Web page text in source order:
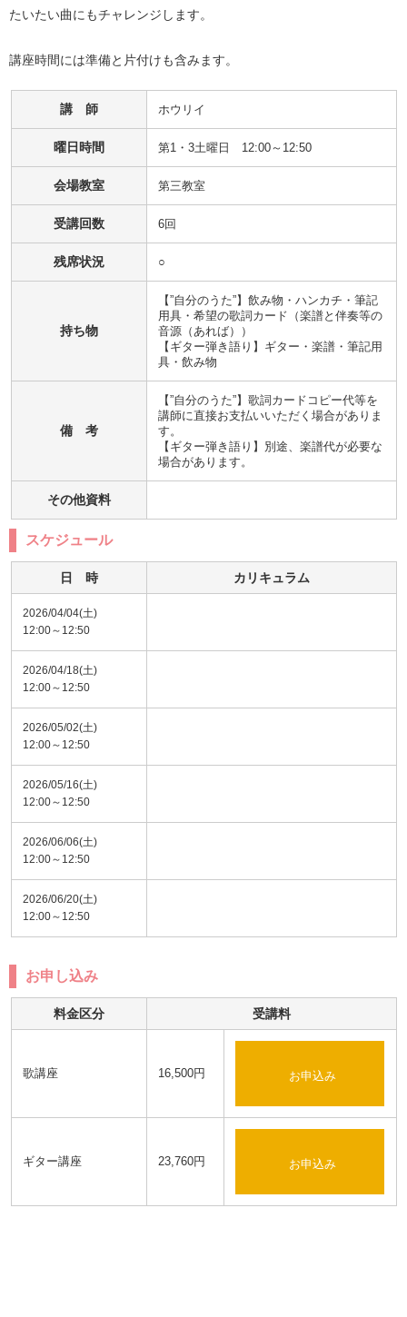
たいたい曲にもチャレンジします。
講座時間には準備と片付けも含みます。
講 師 ホウリイ
曜日時間 第1・3土曜日 12:00～12:50
会場教室 第三教室
受講回数 6回
残席状況 ○
持ち物
【”自分のうた”】飲み物・ハンカチ・筆記
用具・希望の歌詞カード（楽譜と伴奏等の
音源（あれば））
【ギター弾き語り】ギター・楽譜・筆記用
具・飲み物
備 考
【”自分のうた”】歌詞カードコピー代等を
講師に直接お支払いいただく場合がありま
す。
【ギター弾き語り】別途、楽譜代が必要な
場合があります。
その他資料
スケジュール
日 時 カリキュラム
2026/04/04(土)
12:00～12:50
2026/04/18(土)
12:00～12:50
2026/05/02(土)
12:00～12:50
2026/05/16(土)
12:00～12:50
2026/06/06(土)
12:00～12:50
2026/06/20(土)
12:00～12:50
お申し込み
料金区分 受講料
歌講座 16,500円 お申込み
ギター講座 23,760円 お申込み